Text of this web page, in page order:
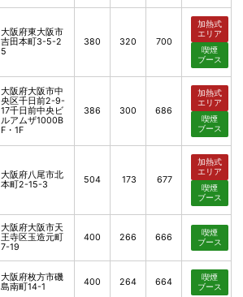
大阪府東大阪市
吉田本町3-5-2
5
380 320 700
加熱式
エリア
喫煙
ブース
大阪府大阪市中
央区千日前2-9-
17千日前中央ビ
ルアムザ1000B
F・1F
386 300 686
加熱式
エリア
喫煙
ブース
大阪府八尾市北
本町2-15-3
504 173 677
加熱式
エリア
喫煙
ブース
大阪府大阪市天
王寺区玉造元町
7-19
400 266 666
喫煙
ブース
大阪府枚方市磯
島南町14-1
400 264 664
喫煙
ブース